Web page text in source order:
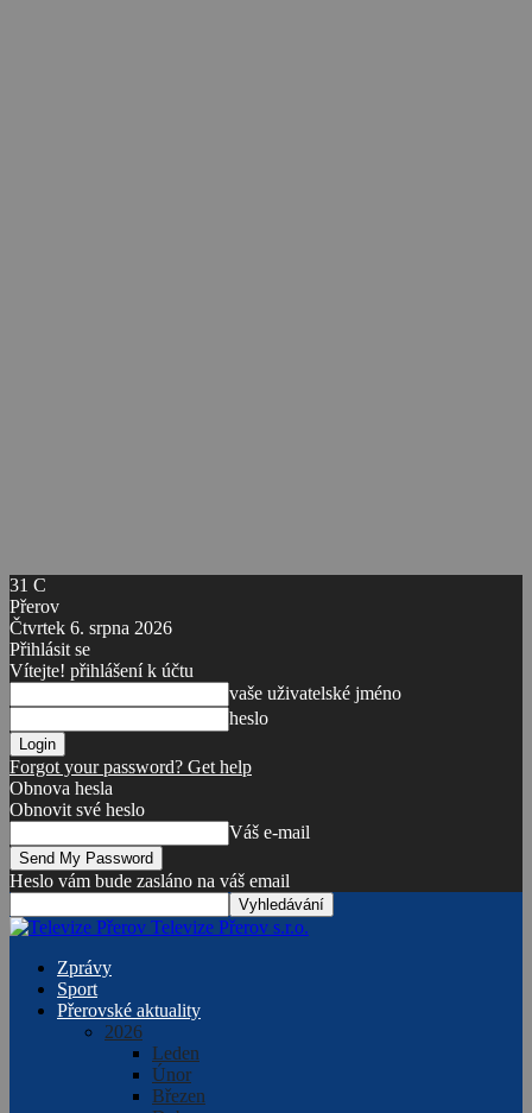
31 C
Přerov
Čtvrtek 6. srpna 2026
Přihlásit se
Vítejte! přihlášení k účtu
vaše uživatelské jméno
heslo
Forgot your password? Get help
Obnova hesla
Obnovit své heslo
Váš e-mail
Heslo vám bude zasláno na váš email
Televize Přerov s.r.o.
Zprávy
Sport
Přerovské aktuality
2026
Leden
Únor
Březen